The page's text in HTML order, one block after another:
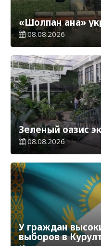
«Шолпан ана»
08.08.2026
Зеленый оазис
08.08.2026
У граждан
выборов в